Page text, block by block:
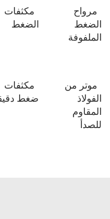
مرواح
الضغط
الملفوفة
مكثفات
الضغط
موتر من
الفولاذ
المقاوم
للصدأ
مكثفات
ضغط